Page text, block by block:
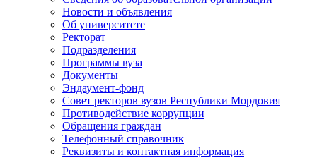
Новости и объявления
Об университете
Ректорат
Подразделения
Программы вуза
Документы
Эндаумент-фонд
Совет ректоров вузов Республики Мордовия
Противодействие коррупции
Обращения граждан
Телефонный справочник
Реквизиты и контактная информация